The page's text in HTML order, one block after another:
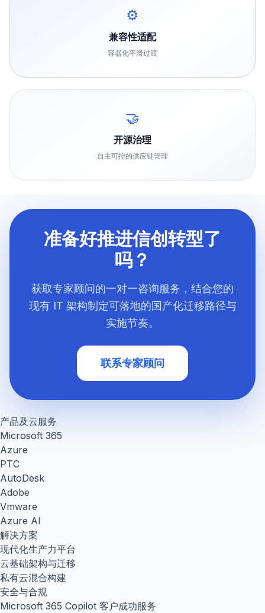
⚙️
兼容性适配
容器化平滑过渡
🤝
开源治理
自主可控的供应链管理
准备好推进信创转型了
吗？
获取专家顾问的一对一咨询服务，结合您的
现有 IT 架构制定可落地的国产化迁移路径与
实施节奏。
联系专家顾问
产品及云服务
Microsoft 365
Azure
PTC
AutoDesk
Adobe
Vmware
Azure AI
解决方案
现代化生产力平台
云基础架构与迁移
私有云混合构建
安全与合规
Microsoft 365 Copilot 客户成功服务